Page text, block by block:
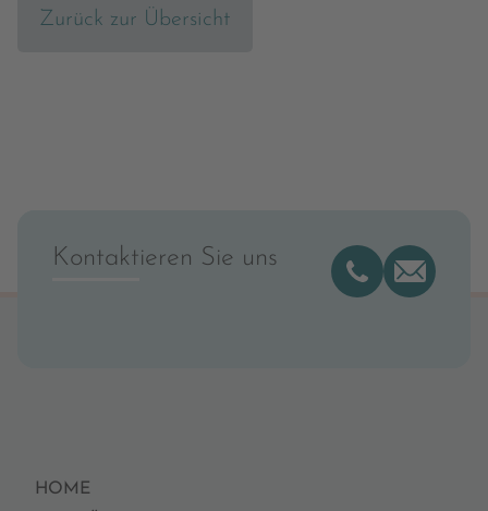
Zurück zur Übersicht
Kontaktieren Sie uns
HOME